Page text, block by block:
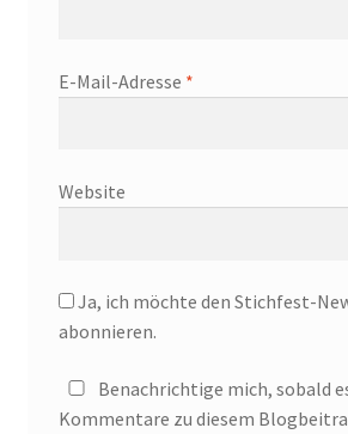
E-Mail-Adresse *
Website
Ja, ich möchte den Stichfest-
abonnieren.
Benachrichtige mich, sobald
Kommentare zu diesem